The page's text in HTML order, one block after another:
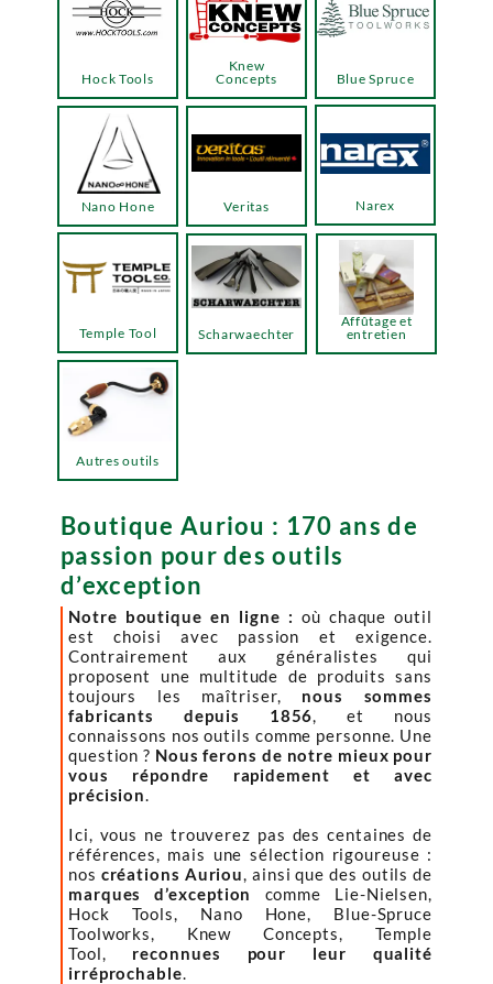
Boutique Auriou : 170 ans de
passion pour des outils
d’exception
Notre boutique en ligne : où chaque outil
est choisi avec passion et exigence.
Contrairement aux généralistes qui
proposent une multitude de produits sans
toujours les maîtriser, nous sommes
fabricants depuis 1856, et nous
connaissons nos outils comme personne. Une
question ? Nous ferons de notre mieux pour
vous répondre rapidement et avec
précision.
Ici, vous ne trouverez pas des centaines de
références, mais une sélection rigoureuse :
nos créations Auriou, ainsi que des outils de
marques d’exception
comme Lie-Nielsen,
Hock Tools, Nano Hone, Blue-Spruce
Toolworks, Knew Concepts, Temple
Tool, reconnues pour leur qualité
irréprochable.
Hock Tools
Knew
Concepts
Temple Tool
Blue Spruce
Narex
Veritas
Nano Hone
Autres outils
Scharwaechter
Affûtage et
entretien